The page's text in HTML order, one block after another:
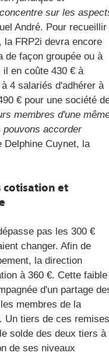
sur les
André. Pour recueillir
FRP2i devra encore
de façon groupée ou à
en coûte 430 € à
4 salariés d'adhérer à
€ pour une société
membres d'une
pouvons accorder
Delphine Cuynet, la
cotisation et
pas les 300 €
changer. Afin de
la direction
à 360 €. Cette faible
d'un partage
membres de la
Un tiers de ces remises
solde des deux tiers à
de ses niveaux